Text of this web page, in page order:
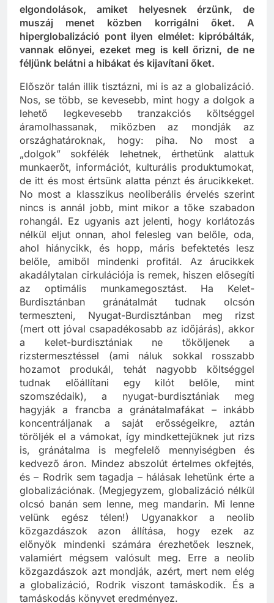
Nincsenek tökéletes elméletek: vannak
elgondolások, amiket helyesnek érzünk, de
muszáj menet közben korrigálni őket. A
hiperglobalizáció pont ilyen elmélet: kipróbálták,
vannak előnyei, ezeket meg is kell őrizni, de ne
Először talán illik tisztázni, mi is az a globalizáció.
Nos, se több, se kevesebb, mint hogy a dolgok a
lehető legkevesebb tranzakciós költséggel
áramolhassanak, miközben az mondják az
országhatároknak, hogy: piha. No most a
„dolgok” sokfélék lehetnek, érthetünk alattuk
munkaerőt, információt, kulturális produktumokat,
de itt és most értsünk alatta pénzt és árucikkeket.
No most a klasszikus neoliberális érvelés szerint
nincs is annál jobb, mint mikor a tőke szabadon
rohangál. Ez ugyanis azt jelenti, hogy korlátozás
nélkül eljut onnan, ahol felesleg van belőle, oda,
ahol hiánycikk, és hopp, máris befektetés lesz
belőle, amiből mindenki profitál. Az árucikkek
akadálytalan cirkulációja is remek, hiszen elősegíti
az optimális munkamegosztást. Ha Kelet-
Burdisztánban gránátalmát tudnak olcsón
termeszteni, Nyugat-Burdisztánban meg rizst
(mert ott jóval csapadékosabb az időjárás), akkor
a kelet-burdisztániak ne tököljenek a
rizstermesztéssel (ami náluk sokkal rosszabb
hozamot produkál, tehát nagyobb költséggel
tudnak előállítani egy kilót belőle, mint
szomszédaik), a nyugat-burdisztániak meg
hagyják a francba a gránátalmafákat – inkább
koncentráljanak a saját erősségeikre, aztán
töröljék el a vámokat, így mindkettejüknek jut rizs
is, gránátalma is megfelelő mennyiségben és
kedvező áron. Mindez abszolút értelmes okfejtés,
és – Rodrik sem tagadja – hálásak lehetünk érte a
globalizációnak. (Megjegyzem, globalizáció nélkül
olcsó banán sem lenne, meg mandarin. Mi lenne
velünk egész télen!) Ugyanakkor a neolib
közgazdászok azon állítása, hogy ezek az
előnyök mindenki számára érezhetőek lesznek,
valamiért mégsem valósult meg. Erre a neolib
közgazdászok azt mondják, azért, mert nem elég
a globalizáció, Rodrik viszont tamáskodik. És a